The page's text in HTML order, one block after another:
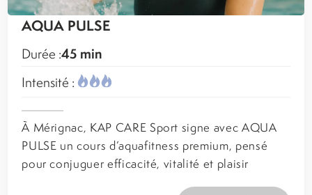
AQUA PULSE
Durée :45 min
Intensité :
À Mérignac, KAP CARE Sport signe avec AQUA
PULSE un cours d’aquafitness premium, pensé
pour conjuguer efficacité, vitalité et plaisir